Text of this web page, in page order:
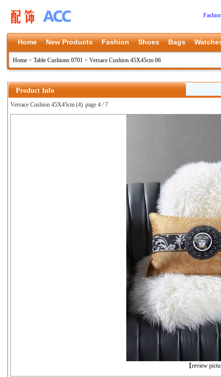
Home New Products Fashion Shoes Bags
Home > Table Cushions 0701 > Versace Cushion 45X45cm 06
Product Info
Versace Cushion 45X45cm (4) page 4 / 7
【review
下一张